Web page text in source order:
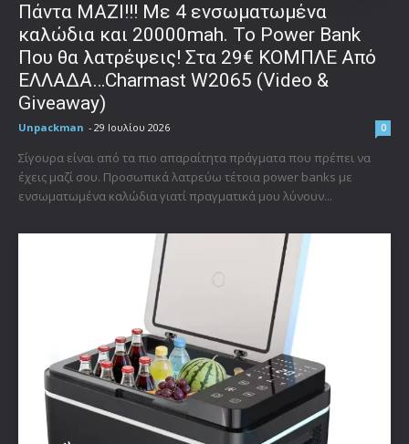
Πάντα ΜΑΖΙ!!! Με 4 ενσωματωμένα
καλώδια και 20000mah. Το Power Bank
Που θα λατρέψεις! Στα 29€ ΚΟΜΠΛΕ Από
ΕΛΛΑΔΑ…Charmast W2065 (Video &
Giveaway)
Unpackman - 29 Ιουλίου 2026 0
Σίγουρα είναι από τα πιο απαραίτητα πράγματα που πρέπει να
έχεις μαζί σου. Προσωπικά λατρεύω τέτοια power banks με
ενσωματωμένα καλώδια γιατί πραγματικά μου λύνουν...